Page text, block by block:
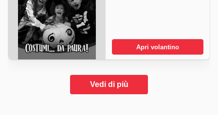
Apri volantino
Vedi di più